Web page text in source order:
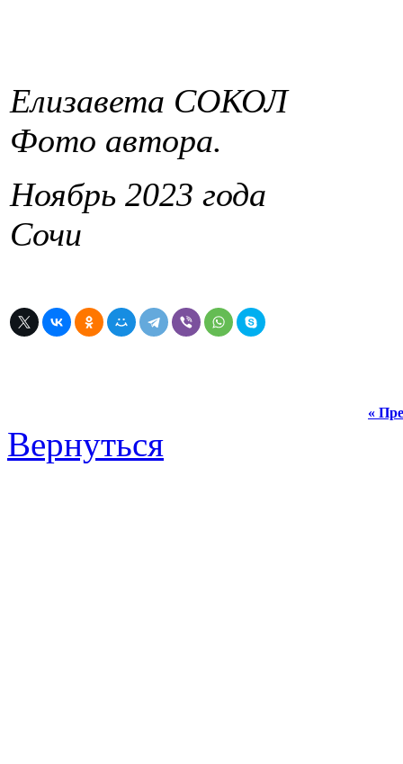
Елизавета СОКОЛ
Фото автора.
Ноябрь 2023 года
Сочи
«
Вернуться